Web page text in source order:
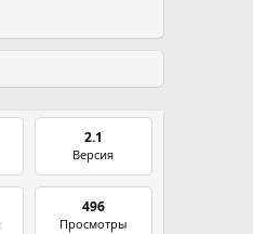
2.1
Версия
496
Просмотры